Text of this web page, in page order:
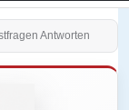
Antworten